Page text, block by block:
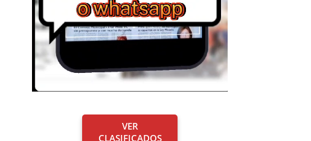
VER
CLASIFICADOS